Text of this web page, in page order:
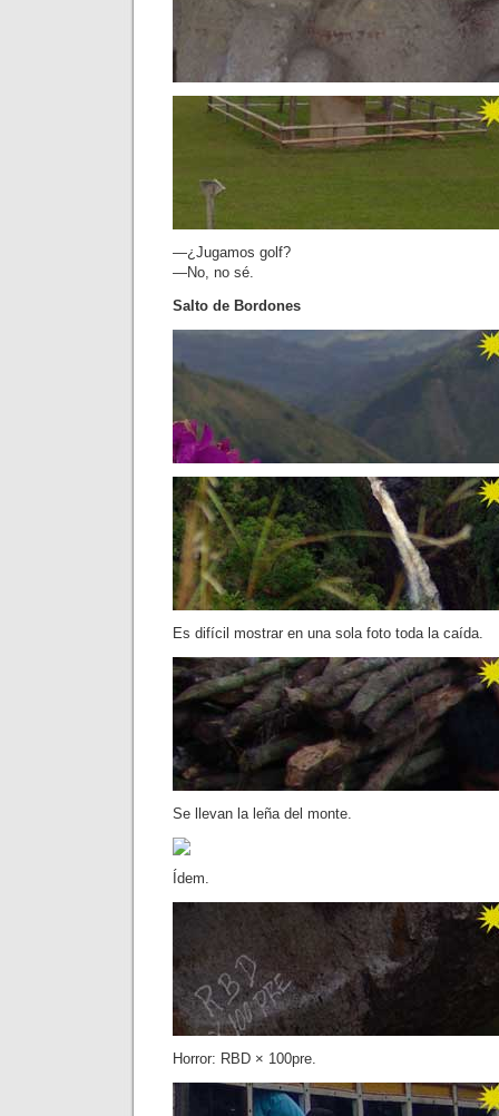
—¿Jugamos golf?
—No, no sé.
Salto de Bordones
Es difícil mostrar en una sola foto toda la caída.
Se llevan la leña del monte.
Ídem.
Horror: RBD × 100pre.